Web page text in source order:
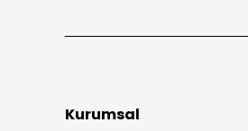
Kurumsal